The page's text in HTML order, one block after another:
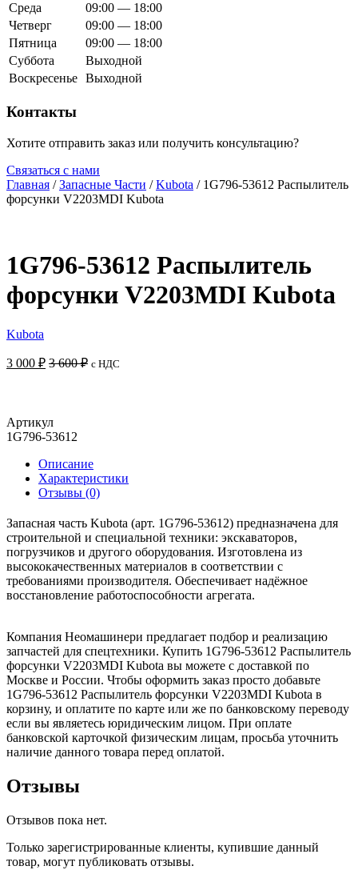
Среда
09:00 — 18:00
Четверг
09:00 — 18:00
Пятница
09:00 — 18:00
Суббота
Выходной
Воскресенье Выходной
Контакты
Хотите отправить заказ или получить консультацию?
Связаться с нами
Главная /Запасные Части /Kubota / 1G796-53612 Распылитель
форсунки V2203MDI Kubota
1G796-53612 Распылитель
форсунки V2203MDI Kubota
Kubota
3 000 ₽ 3 600₽ с НДС
Артикул
1G796-53612
Описание
Характеристики
Отзывы (0)
Запасная часть Kubota (арт. 1G796-53612) предназначена для
строительной и специальной техники: экскаваторов,
погрузчиков и другого оборудования. Изготовлена из
высококачественных материалов в соответствии с
требованиями производителя. Обеспечивает надёжное
восстановление работоспособности агрегата.
Компания Неомашинери предлагает подбор и реализацию
запчастей для спецтехники. Купить 1G796-53612 Распылитель
форсунки V2203MDI Kubota вы можете с доставкой по
Москве и России. Чтобы оформить заказ просто добавьте
1G796-53612 Распылитель форсунки V2203MDI Kubota в
корзину, и оплатите по карте или же по банковскому переводу
если вы являетесь юридическим лицом. При оплате
банковской карточкой физическим лицам, просьба уточнить
наличие данного товара перед оплатой.
Отзывы
Отзывов пока нет.
Только зарегистрированные клиенты, купившие данный
товар, могут публиковать отзывы.